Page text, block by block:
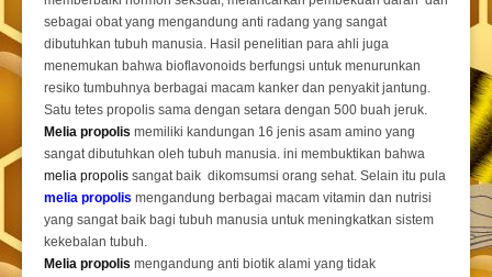
sebagai obat yang mengandung anti radang yang sangat
dibutuhkan tubuh manusia. Hasil penelitian para ahli juga
menemukan bahwa bioflavonoids berfungsi untuk menurunkan
resiko tumbuhnya berbagai macam kanker dan penyakit jantung.
Satu tetes propolis sama dengan setara dengan 500 buah jeruk.
Melia propolis memiliki kandungan 16 jenis asam amino yang
sangat dibutuhkan oleh tubuh manusia. ini membuktikan bahwa
melia propolis sangat baik dikomsumsi orang sehat. Selain itu pula
melia propolis mengandung berbagai macam vitamin dan nutrisi
yang sangat baik bagi tubuh manusia untuk meningkatkan sistem
kekebalan tubuh.
Melia propolis mengandung anti biotik alami yang tidak